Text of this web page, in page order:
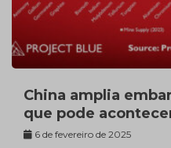
China amplia
que pode
6 de fevereiro de 2025